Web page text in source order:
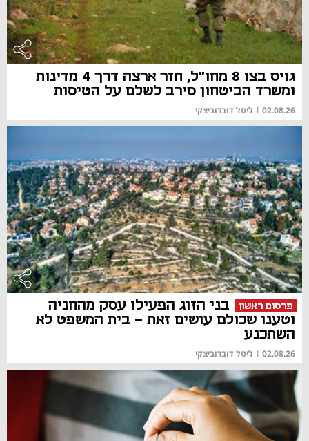
גויס בצו 8 מחו"ל, חזר ארצה דרך 4 מדינות
ומשרד הביטחון סירב לשלם על הטיסות
02.08.26
| ליטל דוברוביצקי
פרסום ראשון
בני הזוג הפעילו עסק מהחניה
וטענו שכולם עושים זאת – בית המשפט לא
השתכנע
02.08.26
| ליטל דוברוביצקי